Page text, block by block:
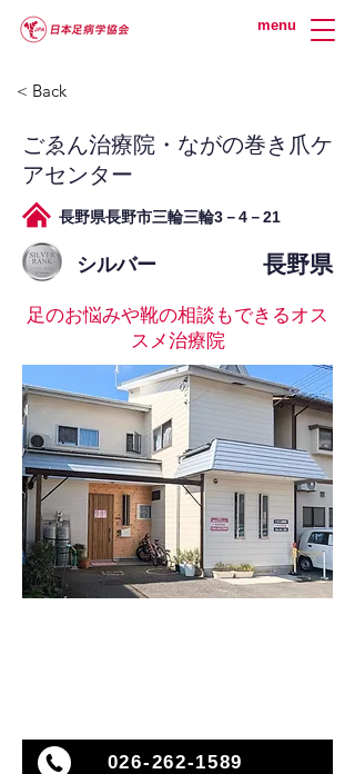
menu
< Back
ごゑん治療院・ながの巻き爪ケ
アセンター
長野県長野市三輪三輪3－4－21
シルバー 長野県
足のお悩みや靴の相談もできるオス
スメ治療院
026-262-1589